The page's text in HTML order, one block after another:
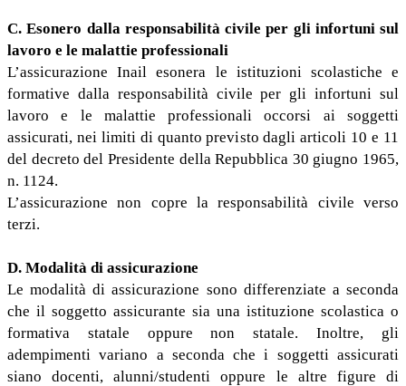
C. Esonero dalla responsabilità civile per gli infortuni sul
lavoro e le malattie professionali
L’assicurazione Inail esonera le istituzioni scolastiche e
formative dalla responsabilità civile per gli infortuni sul
lavoro e le malattie professionali occorsi ai soggetti
assicurati, nei limiti di quanto previsto dagli articoli 10 e 11
del decreto del Presidente della Repubblica 30 giugno 1965,
n. 1124.
L’assicurazione non copre la responsabilità civile verso
terzi.
D. Modalità di assicurazione
Le modalità di assicurazione sono differenziate a seconda
che il soggetto assicurante sia una istituzione scolastica o
formativa statale oppure non statale. Inoltre, gli
adempimenti variano a seconda che i soggetti assicurati
siano docenti, alunni/studenti oppure le altre figure di